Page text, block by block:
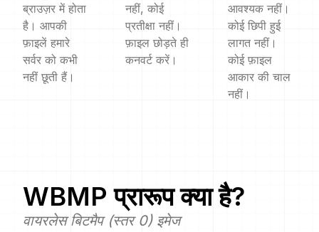
ब्राउज़र में होता
है। आपकी
फ़ाइलें हमारे
सर्वर को कभी
नहीं छूती हैं।
नहीं, कोई
प्रतीक्षा नहीं।
फ़ाइल छोड़ते ही
कनवर्ट करें।
आवश्यक नहीं।
कोई छिपी हुई
लागत नहीं।
कोई फ़ाइल
आकार की चाल
नहीं।
WBMP प्रारूप क्या है?
वायरलेस बिटमैप (स्तर 0) इमेज